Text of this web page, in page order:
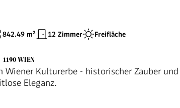
842.49 m² 12 Zimmer Freifläche
1190 WIEN
Wiener Kulturerbe - historischer Zauber und
Eleganz.